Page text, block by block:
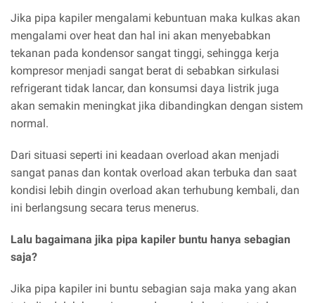
Jika pipa kapiler mengalami kebuntuan maka kulkas akan
mengalami over heat dan hal ini akan menyebabkan
tekanan pada kondensor sangat tinggi, sehingga kerja
kompresor menjadi sangat berat di sebabkan sirkulasi
refrigerant tidak lancar, dan konsumsi daya listrik juga
akan semakin meningkat jika dibandingkan dengan sistem
normal.
Dari situasi seperti ini keadaan overload akan menjadi
sangat panas dan kontak overload akan terbuka dan saat
kondisi lebih dingin overload akan terhubung kembali, dan
ini berlangsung secara terus menerus.
Lalu bagaimana jika pipa kapiler buntu hanya sebagian
saja?
Jika pipa kapiler ini buntu sebagian saja maka yang akan